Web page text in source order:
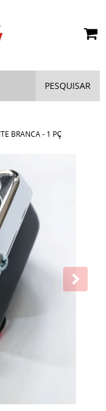
PESQUISAR
BRANCA - 1 PÇ